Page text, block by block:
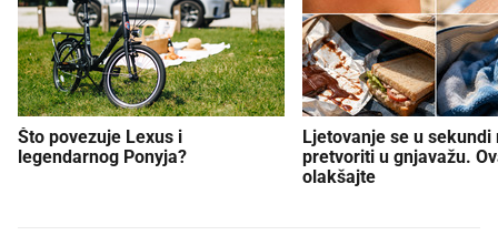
Što povezuje Lexus i
legendarnog Ponyja?
Ljetovanje se u sekundi
pretvoriti u gnjavažu.
olakšajte